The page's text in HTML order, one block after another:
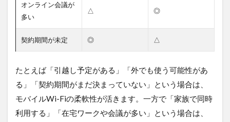
オンライン会議が
多い
△ ◎
契約期間が未定 ◎ △
たとえば「引越し予定がある」「外でも使う可能性があ
る」「契約期間がまだ決まっていない」という場合は、
モバイルWi-Fiの柔軟性が活きます。一方で「家族で同時
利用する」「在宅ワークや会議が多い」という場合は、